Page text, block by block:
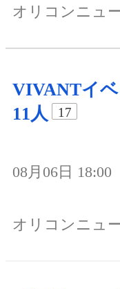
オリコンニュ
VIVANTイ
11人
17
08月06日 18:00
オリコンニュ